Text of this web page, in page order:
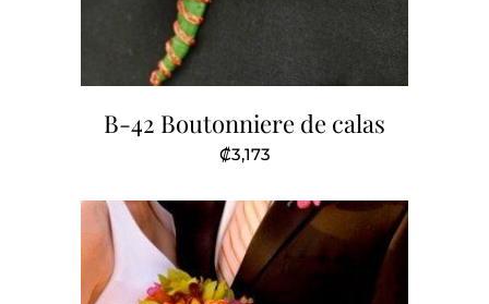
B-42 Boutonniere de calas
₡3,173